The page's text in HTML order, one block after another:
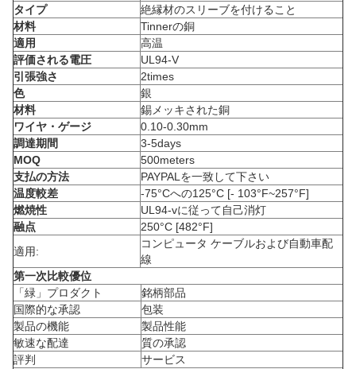
タイプ
絶縁材のスリーブを付けること
材料
Tinnerの銅
適用
高温
評価される電圧
UL94-V
引張強さ
2times
色
銀
材料
錫メッキされた銅
ワイヤ・ゲージ
0.10-0.30mm
調達期間
3-5days
MOQ
500meters
支払の方法
PAYPALを一致して下さい
温度較差
-75°Cへの125°C [- 103°F~257°F]
燃焼性
UL94-vに従って自己消灯
融点
250°C [482°F]
適用:
コンピュータ ケーブルおよび自動車配
線
第一次比較優位
「緑」プロダクト
銘柄部品
国際的な承認
包装
製品の機能
製品性能
敏速な配達
質の承認
評判
サービス